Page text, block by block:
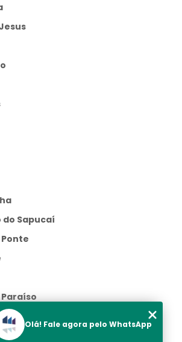
do Sapucaí
Ponte
Paraíso
Olá! Fale agora pelo WhatsApp